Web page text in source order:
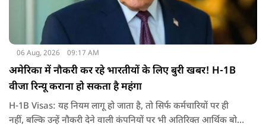
06 Aug, 2026 09:17 AM
अमेरिका में नौकरी कर रहे भारतीयों के लिए बुरी खबर! H-1B
वीजा रिन्यू कराना हो सकता है महंगा
H-1B Visas: यह नियम लागू हो जाता है, तो सिर्फ कर्मचारियों पर ही
नहीं, बल्कि उन्हें नौकरी देने वाली कंपनियों पर भी अतिरिक्त आर्थिक बोझ